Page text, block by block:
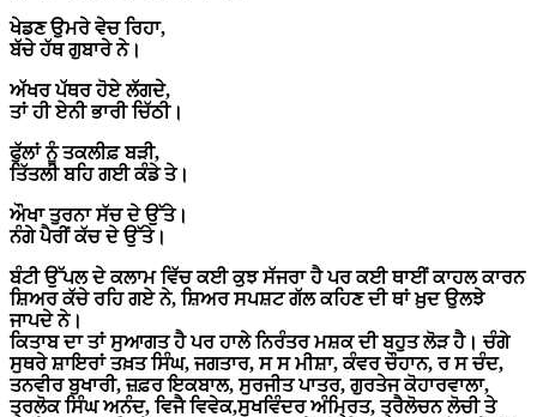
ਖੇਡਣ ਉਮਰੇ ਵੇਚ ਰਿਹਾ,
ਬੱਚੇ ਹੱਥ ਗੁਬਾਰੇ ਨੇ।
ਅੱਖਰ ਪੱਥਰ ਹੋਏ ਲੱਗਦੇ,
ਤਾਂ ਹੀ ਏਨੀ ਭਾਰੀ ਚਿੱਠੀ।
ਫੁੱਲਾਂ ਨੂੰ ਤਕਲੀਫ਼ ਬੜੀ,
ਤਿੱਤਲੀ ਬਹਿ ਗਈ ਕੰਡੇ ਤੇ।
ਔਖਾ ਤੁਰਨਾ ਸੱਚ ਦੇ ਉੱਤੇ।
ਨੰਗੇ ਪੈਰੀਂ ਕੱਚ ਦੇ ਉੱਤੇ।
ਬੰਟੀ ਉੱਪਲ ਦੇ ਕਲਾਮ ਵਿੱਚ ਕਈ ਕੁਝ ਸੱਜਰਾ ਹੈ ਪਰ ਕਈ ਥਾਈਂ ਕਾਹਲ ਕਾਰਨ
ਸ਼ਿਅਰ ਕੱਚੇ ਰਹਿ ਗਏ ਨੇ, ਸ਼ਿਅਰ ਸਪਸ਼ਟ ਗੱਲ ਕਹਿਣ ਦੀ ਥਾਂ ਖ਼ੁਦ ਉਲਝੇ
ਜਾਪਦੇ ਨੇ।
ਕਿਤਾਬ ਦਾ ਤਾਂ ਸੁਆਗਤ ਹੈ ਪਰ ਹਾਲੇ ਨਿਰੰਤਰ ਮਸ਼ਕ ਦੀ ਬਹੁਤ ਲੋੜ ਹੈ। ਚੰਗੇ
ਸੁਥਰੇ ਸ਼ਾਇਰਾਂ ਤਖ਼ਤ ਸਿੰਘ, ਜਗਤਾਰ, ਸ ਸ ਮੀਸ਼ਾ, ਕੰਵਰ ਚੌਹਾਨ, ਰ ਸ ਚੰਦ,
ਤਨਵੀਰ ਬੁਖਾਰੀ, ਜ਼ਫ਼ਰ ਇਕਬਾਲ, ਸੁਰਜੀਤ ਪਾਤਰ, ਗੁਰਤੇਜ ਕੋਹਾਰਵਾਲਾ,
ਤ੍ਰਲੋਕ ਸਿੰਘ ਅਨੰਦ, ਵਿਜੈ ਵਿਵੇਕ,ਸੁਖਵਿੰਦਰ ਅੰਮ੍ਰਿਤ, ਤ੍ਰੈਲੋਚਨ ਲੋਚੀ ਤੇ